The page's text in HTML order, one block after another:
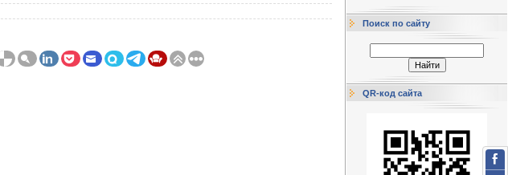
Поиск по сайту
QR-код сайта